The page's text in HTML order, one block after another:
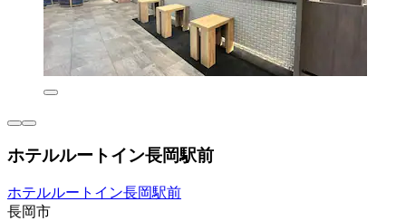
ホテルルートイン長岡駅前
ホテルルートイン長岡駅前
長岡市